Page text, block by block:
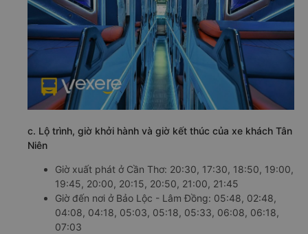
c. Lộ trình, giờ khởi hành và giờ kết thúc của xe khách Tân
Niên
Giờ xuất phát ở Cần Thơ: 20:30, 17:30, 18:50, 19:00,
19:45, 20:00, 20:15, 20:50, 21:00, 21:45
Giờ đến nơi ở Bảo Lộc - Lâm Đồng: 05:48, 02:48,
04:08, 04:18, 05:03, 05:18, 05:33, 06:08, 06:18,
07:03